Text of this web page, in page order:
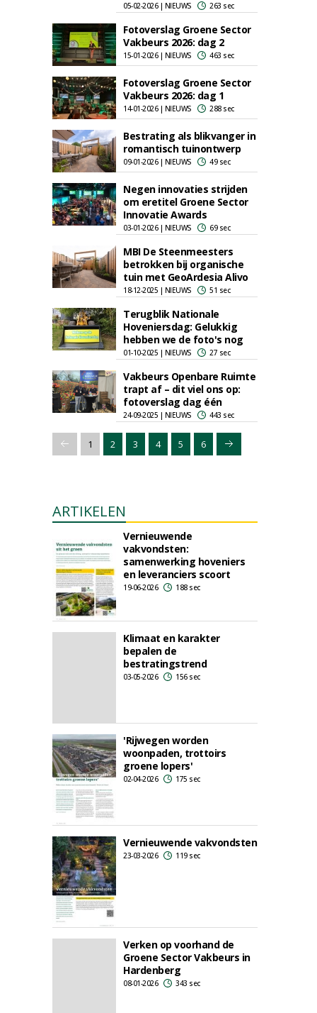
05-02-2026 | NIEUWS 263 sec
Fotoverslag Groene Sector
Vakbeurs 2026: dag 2
15-01-2026 | NIEUWS 463 sec
Fotoverslag Groene Sector
Vakbeurs 2026: dag 1
14-01-2026 | NIEUWS 288 sec
Bestrating als blikvanger in
romantisch tuinontwerp
09-01-2026 | NIEUWS 49 sec
Negen innovaties strijden
om eretitel Groene Sector
Innovatie Awards
03-01-2026 | NIEUWS 69 sec
MBI De Steenmeesters
betrokken bij organische
tuin met GeoArdesia Alivo
18-12-2025 | NIEUWS 51 sec
Terugblik Nationale
Hoveniersdag: Gelukkig
hebben we de foto's nog
01-10-2025 | NIEUWS 27 sec
Vakbeurs Openbare Ruimte
trapt af – dit viel ons op:
fotoverslag dag één
24-09-2025 | NIEUWS 443 sec
1 2 3 4 5 6
ARTIKELEN
Vernieuwende
vakvondsten:
samenwerking hoveniers
en leveranciers scoort
19-06-2026 188 sec
Klimaat en karakter
bepalen de
bestratingstrend
03-05-2026 156 sec
'Rijwegen worden
woonpaden, trottoirs
groene lopers'
02-04-2026 175 sec
Vernieuwende vakvondsten
23-03-2026 119 sec
Verken op voorhand de
Groene Sector Vakbeurs in
Hardenberg
08-01-2026 343 sec